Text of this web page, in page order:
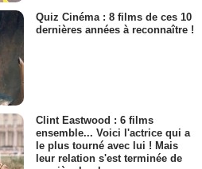
Quiz Cinéma : 8 films de ces 10
dernières années à reconnaître !
Clint Eastwood : 6 films
ensemble... Voici l'actrice qui a
le plus tourné avec lui ! Mais
leur relation s'est terminée de